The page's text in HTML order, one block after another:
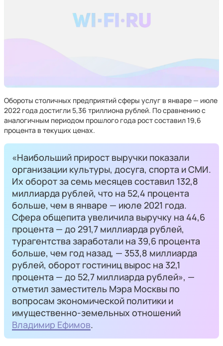
Обороты столичных предприятий сферы услуг в январе — июле
2022 года достигли 5,36 триллиона рублей. По сравнению с
аналогичным периодом прошлого года рост составил 19,6
процента в текущих ценах.
«Наибольший прирост выручки показали
организации культуры, досуга, спорта и СМИ.
Их оборот за семь месяцев составил 132,8
миллиарда рублей, что на 52,4 процента
больше, чем в январе — июле 2021 года.
Сфера общепита увеличила выручку на 44,6
процента — до 291,7 миллиарда рублей,
турагентства заработали на 39,6 процента
больше, чем год назад, — 353,8 миллиарда
рублей, оборот гостиниц вырос на 32,1
процента — до 52,7 миллиарда рублей», —
отметил заместитель Мэра Москвы по
вопросам экономической политики и
имущественно-земельных отношений
Владимир Ефимов.